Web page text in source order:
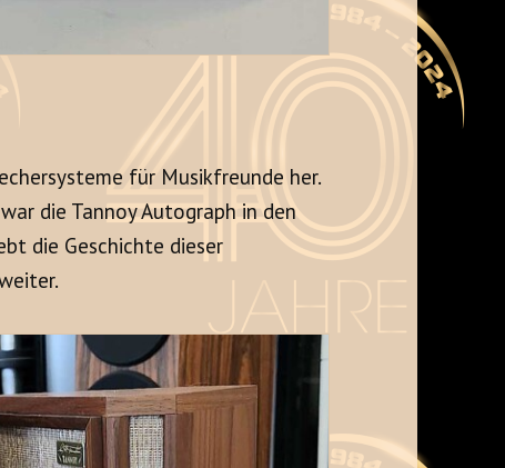
für Musikfreunde her.
die Tannoy Autograph in den
die Geschichte dieser